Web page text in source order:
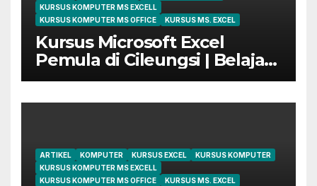
KURSUS KOMPUTER MS EXCELL
KURSUS KOMPUTER MS OFFICE
KURSUS MS. EXCEL
Kursus Microsoft Excel
Pemula di Cileungsi | Belajar
dari Dasar Sampai Mahir
ARTIKEL KOMPUTER KURSUS EXCEL
KURSUS KOMPUTER
KURSUS KOMPUTER MS EXCELL
KURSUS KOMPUTER MS OFFICE
KURSUS MS. EXCEL